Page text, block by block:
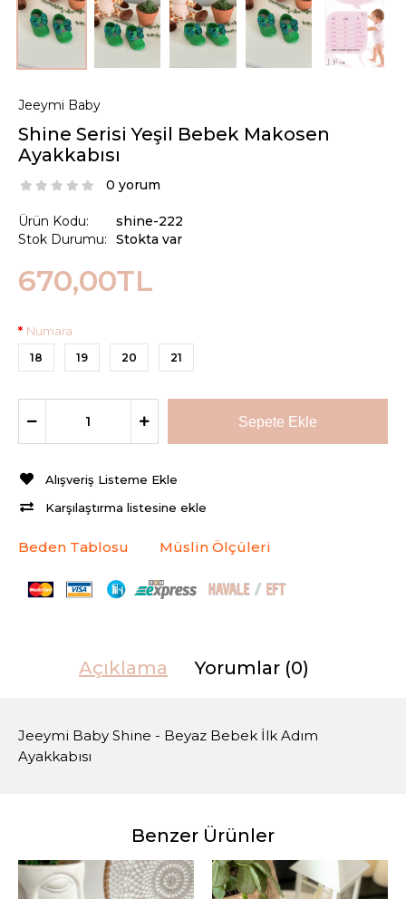
Jeeymi Baby
Shine Serisi Yeşil Bebek Makosen
Ayakkabısı
0 yorum
Ürün Kodu:
Stok Durumu:
shine-222
Stokta var
670,00TL
Numara
18 19 20 21
Alışveriş Listeme Ekle
Karşılaştırma listesine ekle
Beden Tablosu Müslin Ölçüleri
Açıklama Yorumlar (0)
Jeeymi Baby Shine - Beyaz Bebek İlk Adım
Ayakkabısı
Benzer Ürünler